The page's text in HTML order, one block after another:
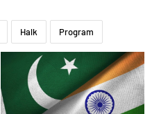
Halk Program